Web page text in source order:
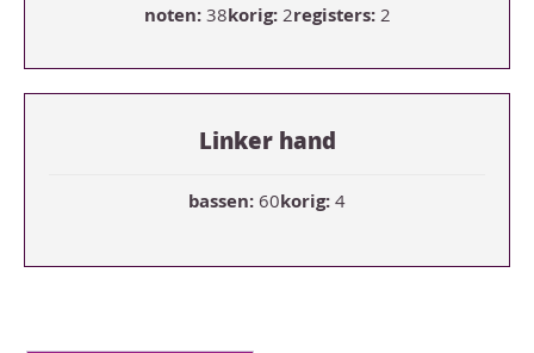
noten:38korig:2registers:2
Linker hand
bassen:60korig:4